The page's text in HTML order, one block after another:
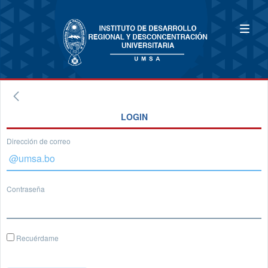
LOGIN
Dirección de correo
Contraseña
Recuérdame